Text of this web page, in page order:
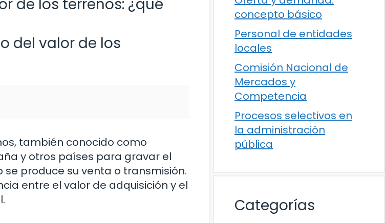
de los terrenos: ¿qué
del valor de los
también conocido como
y otros países para gravar el
produce su venta o transmisión.
entre el valor de adquisición y el
concepto básico
Personal de entidades
locales
Comisión Nacional de
Mercados y
Competencia
Procesos selectivos en
la administración
pública
Categorías